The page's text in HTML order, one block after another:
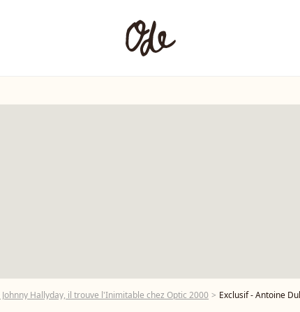
Hallyday, il trouve l'Inimitable chez Optic 2000 Exclusif - Antoine Dulery et Laurent Gerra pour